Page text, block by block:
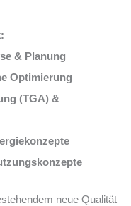
& Planung
Optimierung
(TGA) &
neue Qualität